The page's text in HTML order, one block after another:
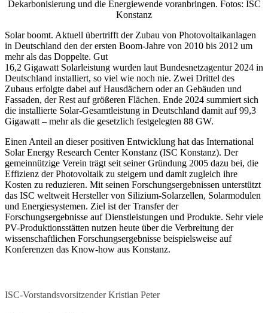
Dekarbonisierung und die Energiewende voranbringen. Fotos: ISC
Konstanz
Solar boomt. Aktuell übertrifft der Zubau von Photovoltaikanlagen
in Deutschland den der ersten Boom-Jahre von 2010 bis 2012 um
mehr als das Doppelte. Gut
16,2 Gigawatt Solarleistung wurden laut Bundesnetzagentur 2024 in
Deutschland installiert, so viel wie noch nie. Zwei Drittel des
Zubaus erfolgte dabei auf Hausdächern oder an Gebäuden und
Fassaden, der Rest auf größeren Flächen. Ende 2024 summiert sich
die installierte Solar-Gesamtleistung in Deutschland damit auf 99,3
Gigawatt – mehr als die gesetzlich festgelegten 88 GW.
Einen Anteil an dieser positiven Entwicklung hat das International
Solar Energy Research Center Konstanz (ISC Konstanz). Der
gemeinnützige Verein trägt seit seiner Gründung 2005 dazu bei, die
Effizienz der Photovoltaik zu steigern und damit zugleich ihre
Kosten zu reduzieren. Mit seinen Forschungsergebnissen unterstützt
das ISC weltweit Hersteller von Silizium-Solarzellen, Solarmodulen
und Energiesystemen. Ziel ist der Transfer der
Forschungsergebnisse auf Dienstleistungen und Produkte. Sehr viele
PV-Produktionsstätten nutzen heute über die Verbreitung der
wissenschaftlichen Forschungsergebnisse beispielsweise auf
Konferenzen das Know-how aus Konstanz.
ISC-Vorstandsvorsitzender Kristian Peter